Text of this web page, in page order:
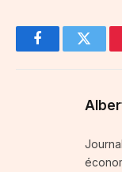
Facebook